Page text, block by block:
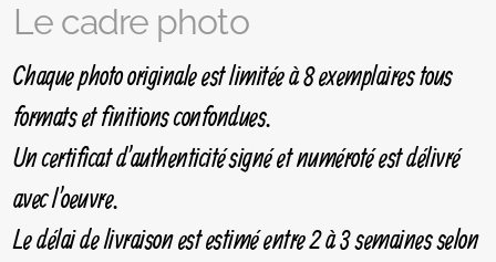
Le cadre photo
Chaque photo originale est limitée à 8 exemplaires tous
formats et finitions confondues.
Un certificat d'authenticité signé et numéroté est délivré
avec l'oeuvre.
Le délai de livraison est estimé entre 2 à 3 semaines selon